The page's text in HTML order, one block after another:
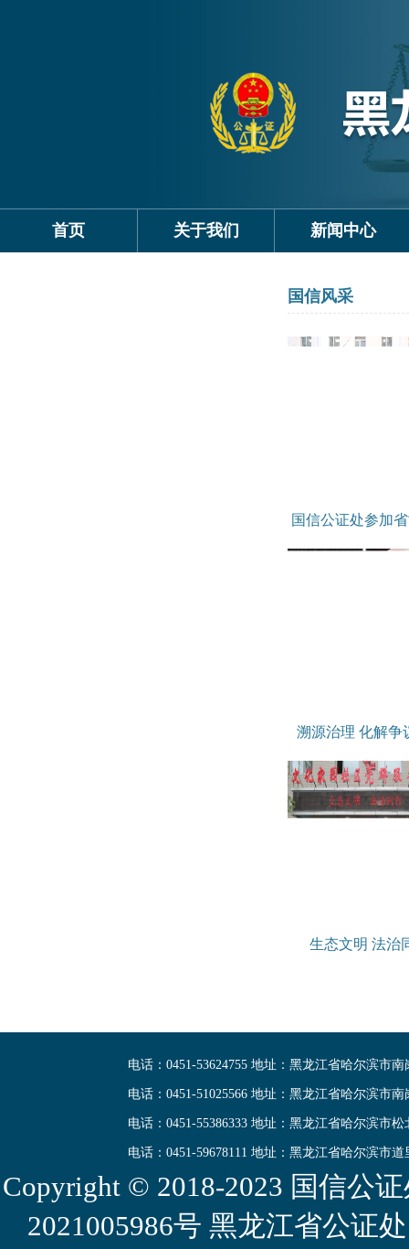
首页 关于我们 新闻中心
国信风采
国信公证处参加
溯源治理 化解
生态文明 法治
电话：0451-53624755 地址：黑龙江省哈尔滨市
电话：0451-51025566 地址：黑龙江省哈尔滨市
电话：0451-55386333 地址：黑龙江省哈尔滨市
电话：0451-59678111 地址：黑龙江省哈尔滨市
Copyright © 2018-2023 国信公
2021005986号 黑龙江省公证处